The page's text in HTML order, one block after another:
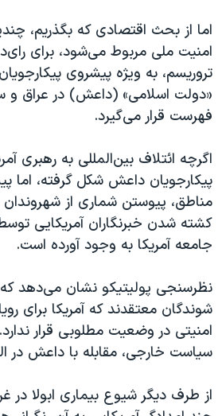
اما از بحث اقتصادی که بگذریم،
امنیت ملی مربوط می‌شود، برای
تروریسم، به ویژه پیشروی
«دولت اسلامی» (داعش) در عراق و
فهرست قرار می‌گیرد.
اگرچه ائتلاف بین‌المللی به رهبری
پیکارجویان داعش شکل گرفته، اما
مناطق، پیوستن شماری از
کشته شدن خبرنگاران آمریکایی توسط
جامعه آمریکا به وجود آورده است.
نظرسنجی پولیتیکو نشان می‌دهد
شوندگان معتقدند که آمریکا برای
امنیتی در وضعیت مطلوبی قرار
سیاست خارجی، مقابله با داعش در
از طرف دیگر شیوع بیماری ابولا در